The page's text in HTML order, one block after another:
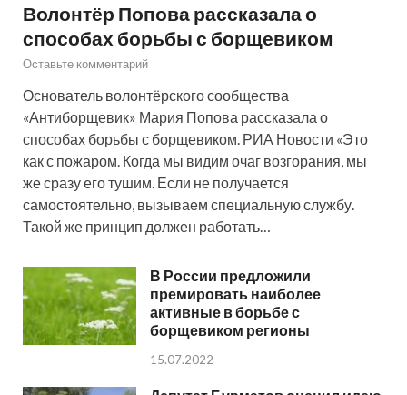
Волонтёр Попова рассказала о
способах борьбы с борщевиком
Оставьте комментарий
Основатель волонтёрского сообщества
«Антиборщевик» Мария Попова рассказала о
способах борьбы с борщевиком. РИА Новости «Это
как с пожаром. Когда мы видим очаг возгорания, мы
же сразу его тушим. Если не получается
самостоятельно, вызываем специальную службу.
Такой же принцип должен работать…
В России предложили
премировать наиболее
активные в борьбе с
борщевиком регионы
15.07.2022